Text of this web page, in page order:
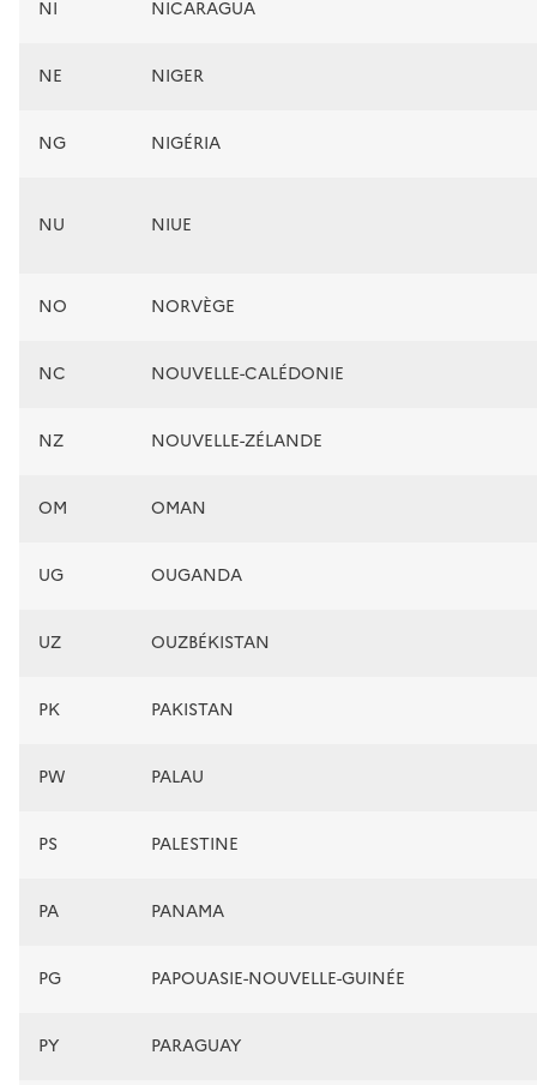
NI NICARAGUA
NE NIGER
NG NIGÉRIA
NU NIUE
NO NORVÈGE
NC NOUVELLE-CALÉDONIE
NZ NOUVELLE-ZÉLANDE
OM OMAN
UG OUGANDA
UZ OUZBÉKISTAN
PK PAKISTAN
PW PALAU
PS PALESTINE
PA PANAMA
PG PAPOUASIE-NOUVELLE-GUINÉE
PY PARAGUAY